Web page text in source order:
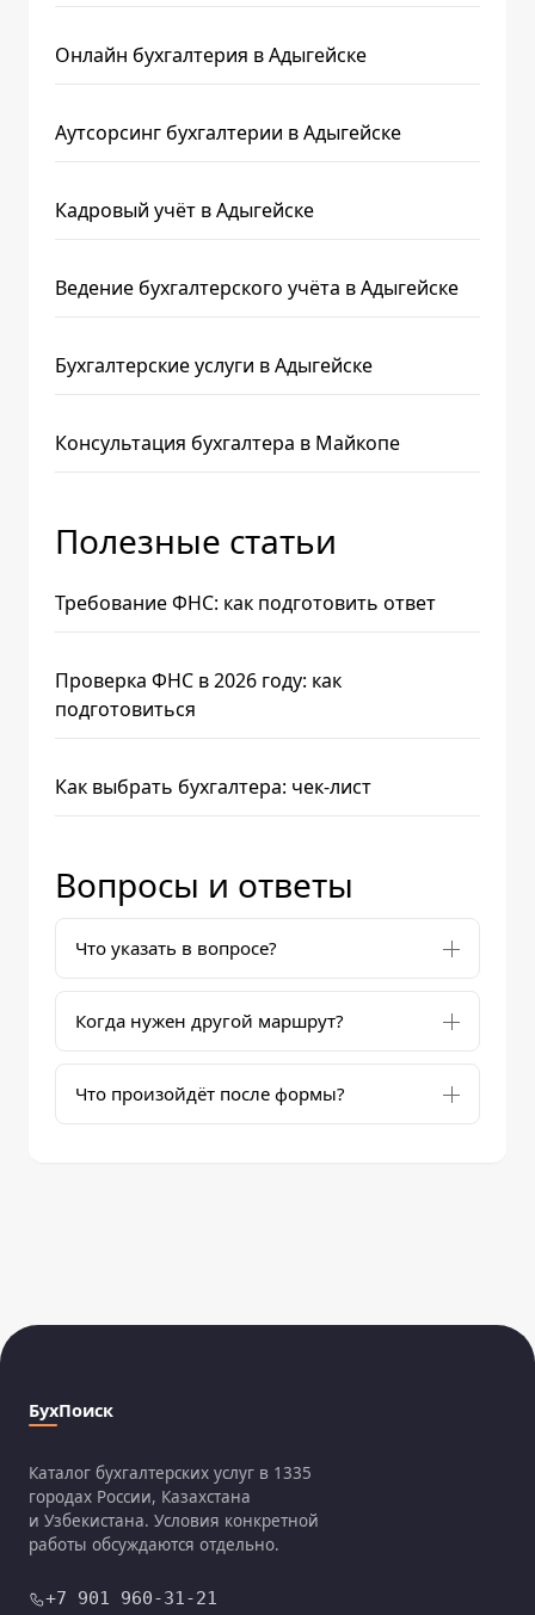
Онлайн бухгалтерия в Адыгейске
Аутсорсинг бухгалтерии в Адыгейске
Кадровый учёт в Адыгейске
Ведение бухгалтерского учёта в Адыгейске
Бухгалтерские услуги в Адыгейске
Консультация бухгалтера в Майкопе
Полезные статьи
Требование ФНС: как подготовить ответ
Проверка ФНС в 2026 году: как
подготовиться
Как выбрать бухгалтера: чек-лист
Вопросы и ответы
Что указать в вопросе?
Когда нужен другой маршрут?
Что произойдёт после формы?
БухПоиск
Каталог бухгалтерских услуг в 1335
городах России, Казахстана
и Узбекистана. Условия конкретной
работы обсуждаются отдельно.
+7 901 960-31-21